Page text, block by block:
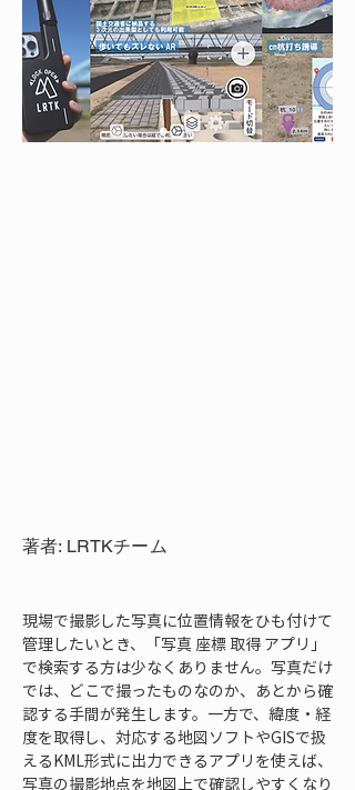
著者: LRTKチーム
現場で撮影した写真に位置情報をひも付けて
管理したいとき、「写真 座標 取得 アプリ」
で検索する方は少なくありません。写真だけ
では、どこで撮ったものなのか、あとから確
認する手間が発生します。一方で、緯度・経
度を取得し、対応する地図ソフトやGISで扱
えるKML形式に出力できるアプリを使えば、
写真の撮影地点を地図上で確認しやすくなり